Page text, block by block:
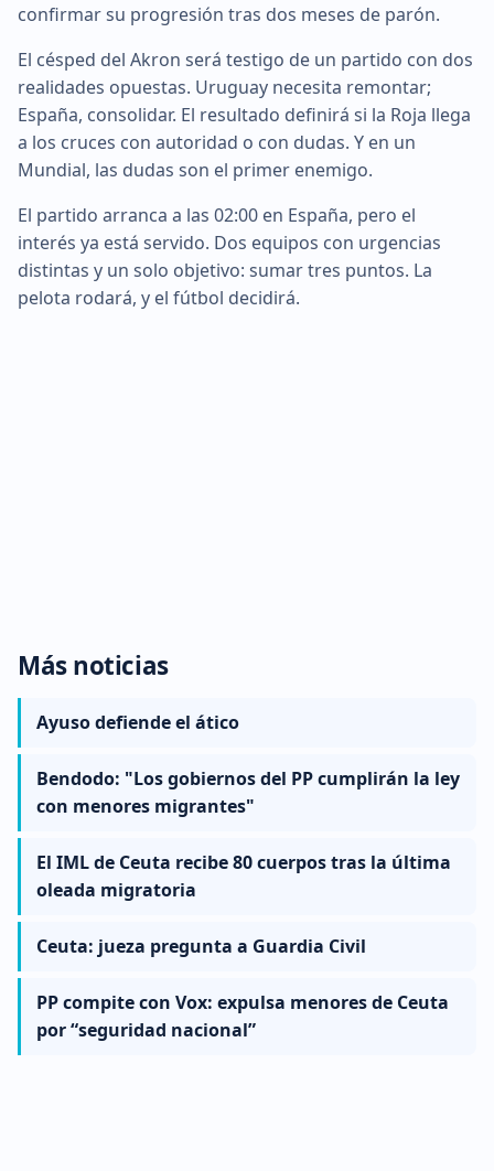
confirmar su progresión tras dos meses de parón.
El césped del Akron será testigo de un partido con dos
realidades opuestas. Uruguay necesita remontar;
España, consolidar. El resultado definirá si la Roja llega
a los cruces con autoridad o con dudas. Y en un
Mundial, las dudas son el primer enemigo.
El partido arranca a las 02:00 en España, pero el
interés ya está servido. Dos equipos con urgencias
distintas y un solo objetivo: sumar tres puntos. La
pelota rodará, y el fútbol decidirá.
Más noticias
Ayuso defiende el ático
Bendodo: "Los gobiernos del PP cumplirán la ley
con menores migrantes"
El IML de Ceuta recibe 80 cuerpos tras la última
oleada migratoria
Ceuta: jueza pregunta a Guardia Civil
PP compite con Vox: expulsa menores de Ceuta
por “seguridad nacional”